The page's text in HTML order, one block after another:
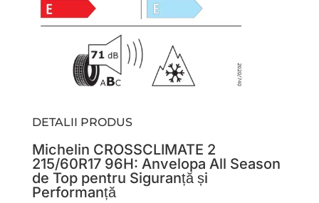
DETALII PRODUS
Michelin CROSSCLIMATE 2
215/60R17 96H: Anvelopa All Season
de Top pentru Siguranță și
Performanță